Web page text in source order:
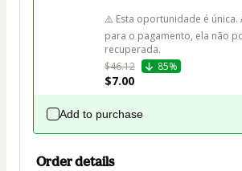
⚠️ Esta oportunidade é única.
para o pagamento, ela não
recuperada.
$46.12
85%
$7.00
Add to purchase
Order details